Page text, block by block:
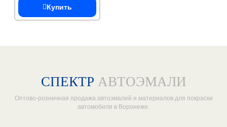
Купить
СПЕКТР АВТОЭМАЛИ
Оптово-розничная продажа автоэмалей и материалов для покраски
автомобиля в Воронеже.